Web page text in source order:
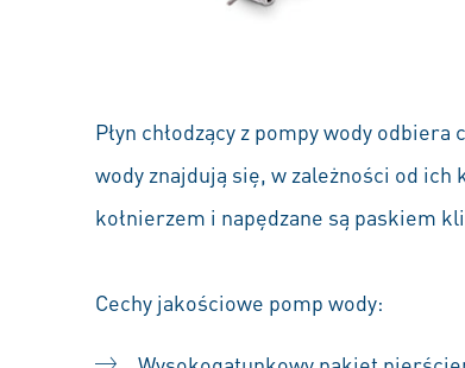
Płyn chłodzący z pompy wody
wody znajdują się, w zależności od
kołnierzem i napędzane są paskiem
Cechy jakościowe pomp wody: